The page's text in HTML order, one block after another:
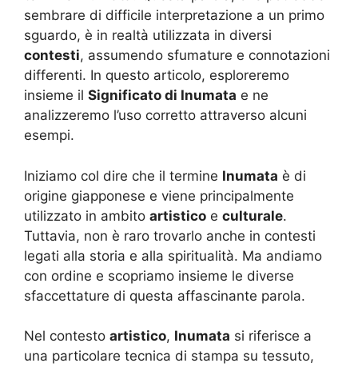
sembrare di difficile interpretazione a un primo
sguardo, è in realtà utilizzata in diversi
contesti, assumendo sfumature e connotazioni
differenti. In questo articolo, esploreremo
insieme il Significato di Inumata e ne
analizzeremo l’uso corretto attraverso alcuni
esempi.
Iniziamo col dire che il termine Inumata è di
origine giapponese e viene principalmente
utilizzato in ambito artistico e culturale.
Tuttavia, non è raro trovarlo anche in contesti
legati alla storia e alla spiritualità. Ma andiamo
con ordine e scopriamo insieme le diverse
sfaccettature di questa affascinante parola.
Nel contesto artistico, Inumata si riferisce a
una particolare tecnica di stampa su tessuto,